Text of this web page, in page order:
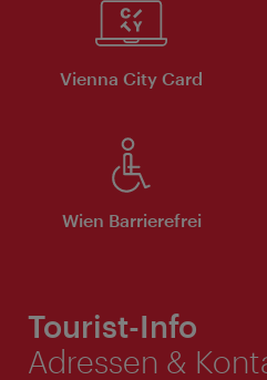
Vienna City Card
Wien Barrierefrei
Tourist-Info
Adressen &